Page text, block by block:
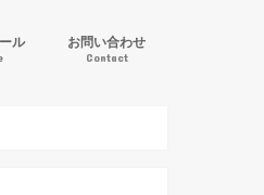
ル お問い合わせ
Contact